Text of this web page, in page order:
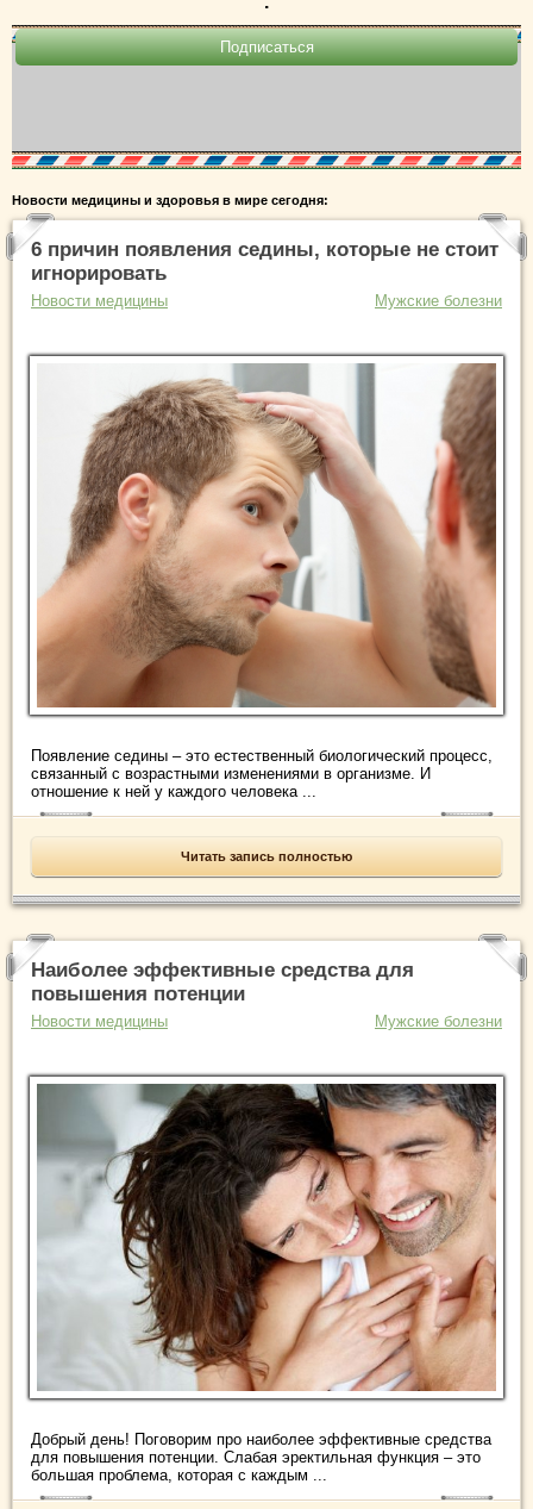
Новости медицины и здоровья в мире сегодня:
6 причин появления седины, которые не стоит
игнорировать
Новости медицины Мужские болезни
Появление седины – это естественный биологический процесс,
связанный с возрастными изменениями в организме. И
отношение к ней у каждого человека ...
Читать запись полностью
Наиболее эффективные средства для
повышения потенции
Новости медицины Мужские болезни
Добрый день! Поговорим про наиболее эффективные средства
для повышения потенции. Слабая эректильная функция – это
большая проблема, которая с каждым ...